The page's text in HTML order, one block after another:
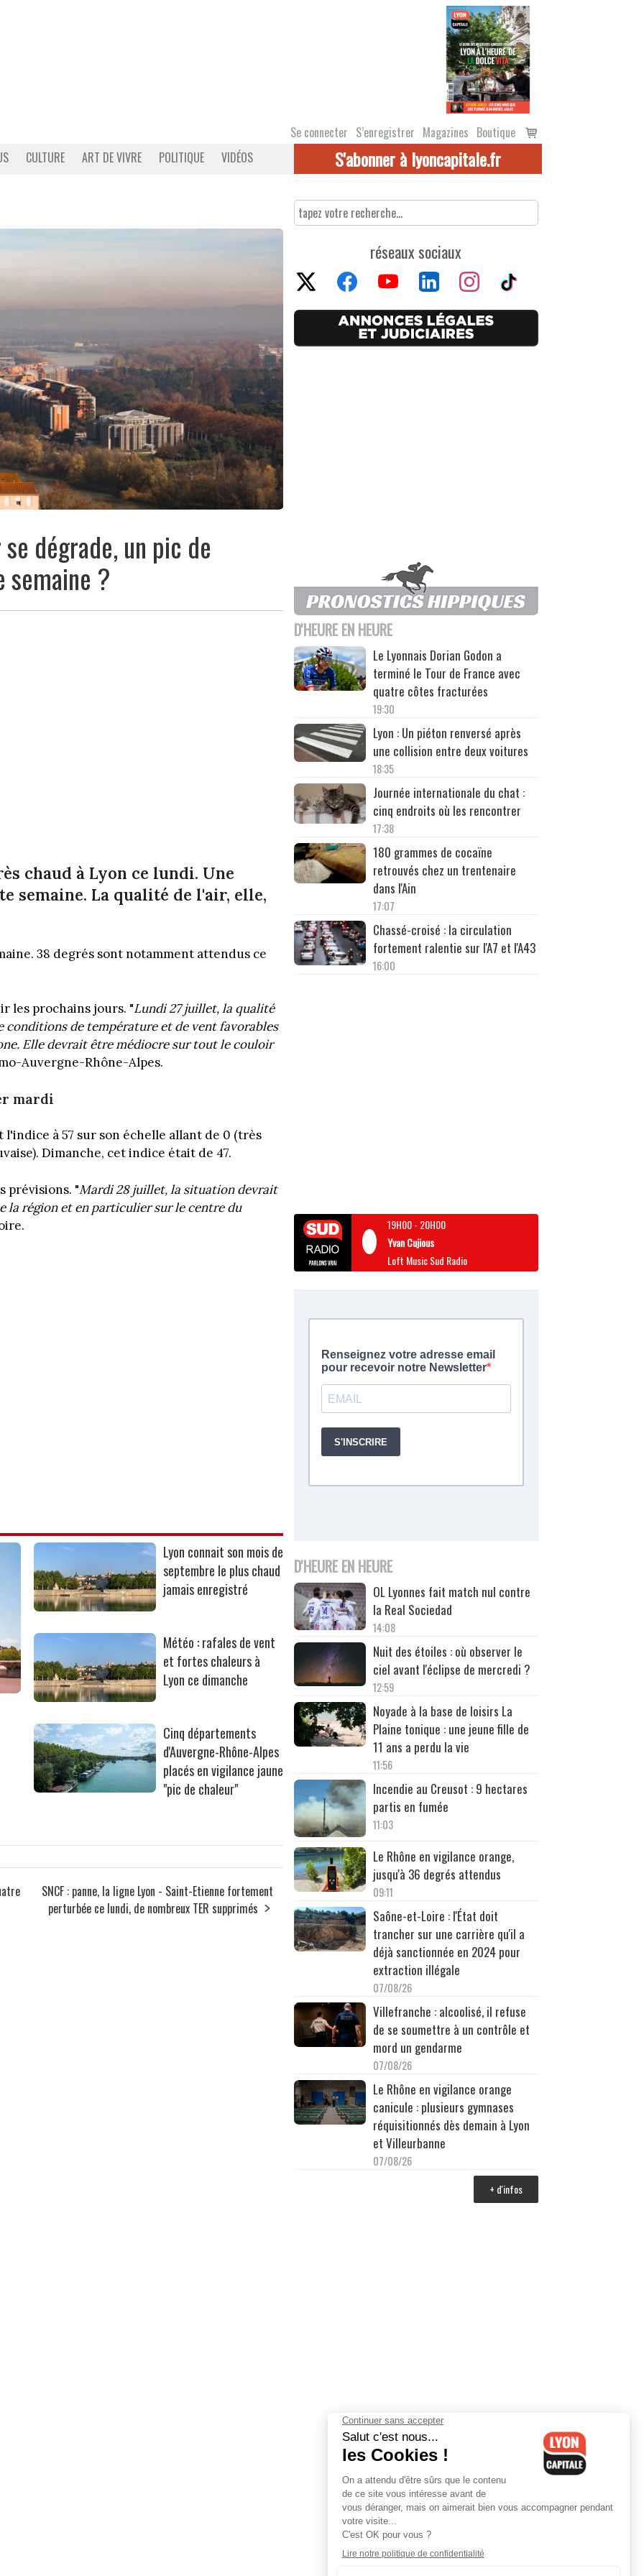
Se connecter S’enregistrer Magazines Boutique
Voir
le
CULTURE ART DE VIVRE POLITIQUE VIDÉOS S'abonner à lyoncapitale.fr
dégrade, un pic de
?
chaud à Lyon ce lundi. Une
semaine. La qualité de l'air, elle,
38 degrés sont notamment attendus ce
les prochains jours. "Lundi 27 juillet, la qualité
conditions de température et de vent favorables
Elle devrait être médiocre sur tout le couloir
Auvergne-Rhône-Alpes.
mardi
à 57 sur son échelle allant de 0 (très
Dimanche, cet indice était de 47.
prévisions. "Mardi 28 juillet, la situation devrait
la région et en particulier sur le centre du
Lyon connait son mois de
septembre le plus chaud
jamais enregistré
Météo : rafales de vent
et fortes chaleurs à
Lyon ce dimanche
Cinq départements
d'Auvergne-Rhône-Alpes
placés en vigilance jaune
"pic de chaleur"
SNCF : panne, la ligne Lyon - Saint-Etienne fortement
perturbée ce lundi, de nombreux TER supprimés
réseaux sociaux
D'HEURE EN HEURE
Le Lyonnais Dorian Godon a
terminé le Tour de France avec
quatre côtes fracturées
19:30
Lyon : Un piéton renversé après
une collision entre deux voitures
18:35
Journée internationale du chat :
cinq endroits où les rencontrer
17:38
180 grammes de cocaïne
retrouvés chez un trentenaire
dans l'Ain
17:07
Chassé-croisé : la circulation
fortement ralentie sur l'A7 et l'A43
16:00
19H00- 20H00
Yvan Cujious
Loft Music Sud Radio
D'HEURE EN HEURE
OL Lyonnes fait match nul contre
la Real Sociedad
14:08
Nuit des étoiles : où observer le
ciel avant l'éclipse de mercredi ?
12:59
Noyade à la base de loisirs La
Plaine tonique : une jeune fille de
11 ans a perdu la vie
11:56
Incendie au Creusot : 9 hectares
partis en fumée
11:03
Le Rhône en vigilance orange,
jusqu'à 36 degrés attendus
09:11
Saône-et-Loire : l'État doit
trancher sur une carrière qu'il a
déjà sanctionnée en 2024 pour
extraction illégale
07/08/26
Villefranche : alcoolisé, il refuse
de se soumettre à un contrôle et
mord un gendarme
07/08/26
Le Rhône en vigilance orange
canicule : plusieurs gymnases
réquisitionnés dès demain à Lyon
et Villeurbanne
07/08/26
+ d'infos